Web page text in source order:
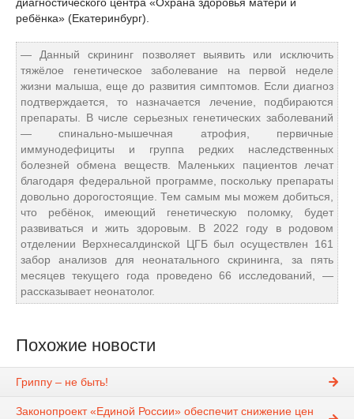
диагностического центра «Охрана здоровья матери и
ребёнка» (Екатеринбург).
— Данный скрининг позволяет выявить или исключить
тяжёлое генетическое заболевание на первой неделе
жизни малыша, еще до развития симптомов. Если диагноз
подтверждается, то назначается лечение, подбираются
препараты. В числе серьезных генетических заболеваний
— спинально-мышечная атрофия, первичные
иммунодефициты и группа редких наследственных
болезней обмена веществ. Маленьких пациентов лечат
благодаря федеральной программе, поскольку препараты
довольно дорогостоящие. Тем самым мы можем добиться,
что ребёнок, имеющий генетическую поломку, будет
развиваться и жить здоровым. В 2022 году в родовом
отделении Верхнесалдинской ЦГБ был осуществлен 161
забор анализов для неонатального скрининга, за пять
месяцев текущего года проведено 66 исследований, —
рассказывает неонатолог.
Похожие новости
Гриппу – не быть!
Законопроект «Единой России» обеспечит снижение цен